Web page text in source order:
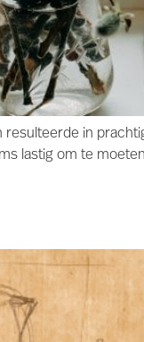
in
lastig om te